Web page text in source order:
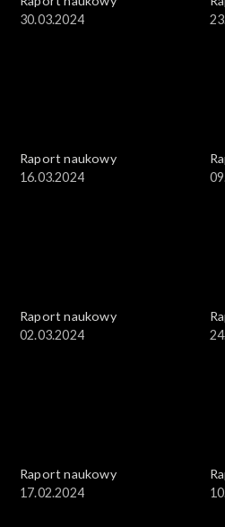
30.03.2024
Raport naukowy
16.03.2024
Raport naukowy
02.03.2024
Raport naukowy
17.02.2024